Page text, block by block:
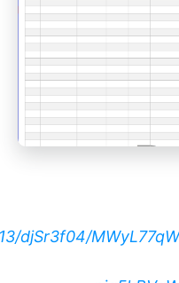
djSr3f04/